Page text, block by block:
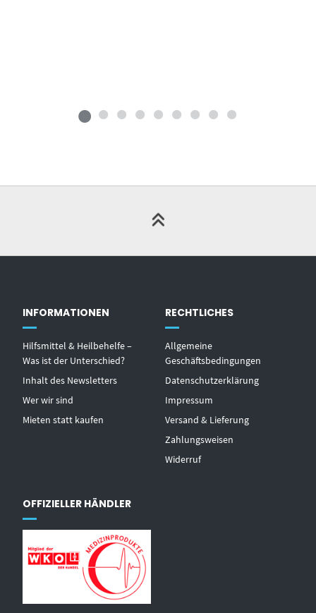
INFORMATIONEN
Hilfsmittel & Heilbehelfe –
Was ist der Unterschied?
Inhalt des Newsletters
Wer wir sind
Mieten statt kaufen
RECHTLICHES
Allgemeine
Geschäftsbedingungen
Datenschutzerklärung
Impressum
Versand & Lieferung
Zahlungsweisen
Widerruf
OFFIZIELLER HÄNDLER